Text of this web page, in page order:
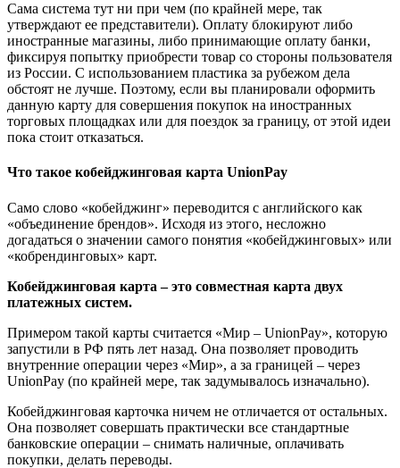
Сама система тут ни при чем (по крайней мере, так
утверждают ее представители). Оплату блокируют либо
иностранные магазины, либо принимающие оплату банки,
фиксируя попытку приобрести товар со стороны пользователя
из России. С использованием пластика за рубежом дела
обстоят не лучше. Поэтому, если вы планировали оформить
данную карту для совершения покупок на иностранных
торговых площадках или для поездок за границу, от этой идеи
пока стоит отказаться.
Что такое кобейджинговая карта UnionPay
Само слово «кобейджинг» переводится с английского как
«объединение брендов». Исходя из этого, несложно
догадаться о значении самого понятия «кобейджинговых» или
«кобрендинговых» карт.
Кобейджинговая карта – это совместная карта двух
платежных систем.
Примером такой карты считается «Мир – UnionPay», которую
запустили в РФ пять лет назад. Она позволяет проводить
внутренние операции через «Мир», а за границей – через
UnionPay (по крайней мере, так задумывалось изначально).
Кобейджинговая карточка ничем не отличается от остальных.
Она позволяет совершать практически все стандартные
банковские операции – снимать наличные, оплачивать
покупки, делать переводы.